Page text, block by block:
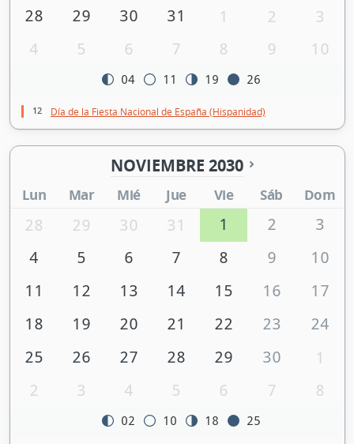
28
29 30 31 1 2
3
4
5 6 7 8 9 10
04 11 19 26
12 Día de la Fiesta Nacional de España (Hispanidad)
NOVIEMBRE 2030
Lun Mar Mié Jue Vie Sáb Dom
28 29 30 31 1 2
3
4
5 6 7 8 9
10
11
12 13 14 15 16
17
18
19 20 21 22 23
24
25
26 27 28 29 30
1
2
3 4 5 6 7 8
02 10 18 25